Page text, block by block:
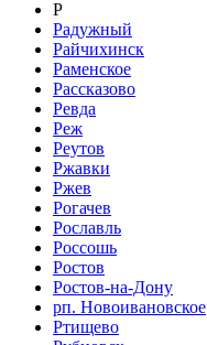
Р
Радужный
Райчихинск
Раменское
Рассказово
Ревда
Реж
Реутов
Ржавки
Ржев
Рогачев
Рославль
Россошь
Ростов
Ростов-на-Дону
рп. Новоивановское
Ртищево